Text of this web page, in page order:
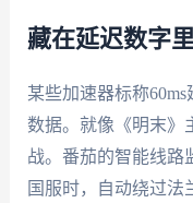
藏在延迟数字
某些加速器标称
数据。就像《明末》
战。番茄的智能线路
国服时，自动绕过法